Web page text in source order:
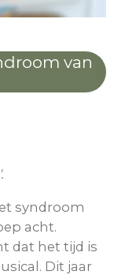
van
syndroom
acht.
dat het tijd is
Dit jaar